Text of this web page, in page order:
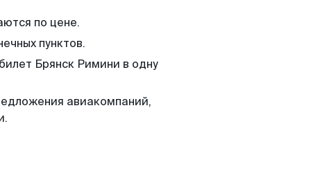
по цене.
пунктов.
Брянск Римини в одну
авиакомпаний,